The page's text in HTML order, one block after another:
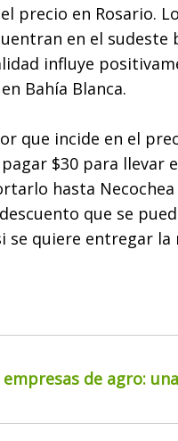
precio en Rosario.
en el sudeste
influye
Bahía Blanca.
que incide en el
$30 para llevar
hasta Necochea
que se
se quiere entregar la
de agro: